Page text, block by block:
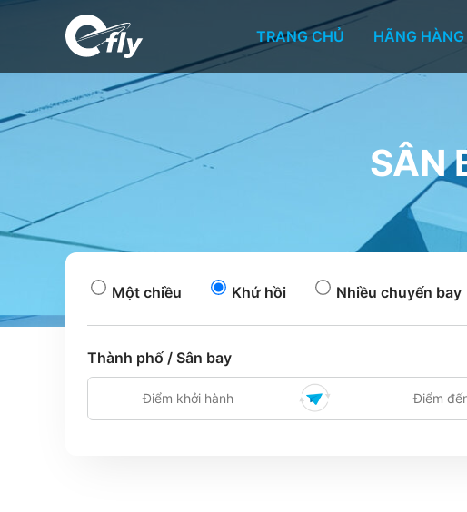
TRANG CHỦ HÃNG
SÂN
Một chiều Khứ hồi Nhiều chuyến bay
Thành phố / Sân bay